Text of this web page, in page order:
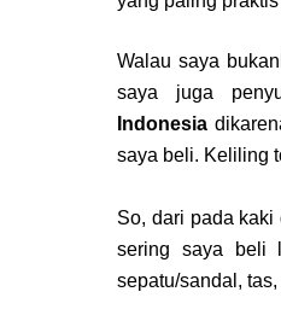
Walau saya
saya juga
Indonesia
saya beli. Keliling
So, dari pada
sering saya beli
sepatu/sandal,